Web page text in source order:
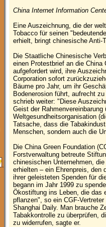
.
China Internet Information
Eine Auszeichnung, die der
Tobacco für seinen
erhielt, bringt chinesische
Die Staatliche Chinesische
einen Protestbrief an die China
aufgefordert wird, ihre
Corporation sofort
Bäume pro Jahr, um ihr
Bodenerosion führt, aufrecht
schrieb weiter: "Diese
Geist der Rahmenvereinbarung
Weltgesundheitsorganisation
Tatsache, dass die
Menschen, sondern auch die
Die China Green Foundation
Forstverwaltung betreute
chinesischen Unternehmen,
erhielten – ein Ehrenpreis, den
ihrer geleisteten Spenden für
begann im Jahr 1999 zu
Ökostiftung ins Leben, die das
pflanzen", so ein CGF-
Shanghai Daily. Man brauche
Tabakkontrolle zu überprüfen,
zu widerrufen, sagte er.